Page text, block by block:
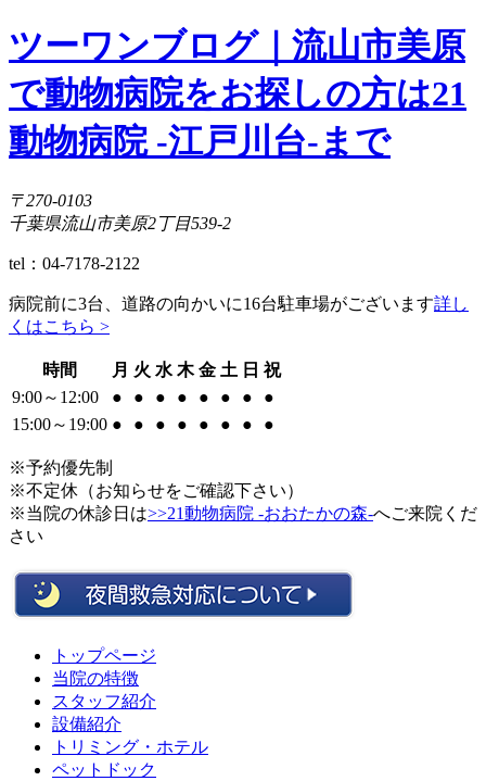
ツーワンブログ｜流山市美原
で動物病院をお探しの方は21
動物病院 -江戸川台-まで
〒270-0103
千葉県流山市美原2丁目539-2
tel：04-7178-2122
病院前に3台、道路の向かいに16台駐車場がございます詳し
くはこちら >
時間 月 火 水 木 金 土 日 祝
9:00～12:00
● ● ● ● ● ● ●
●
15:00～19:00 ● ● ● ● ● ● ● ●
※予約優先制
※不定休（お知らせをご確認下さい）
※当院の休診日は>>21動物病院 -おおたかの森-へご来院くだ
さい
トップページ
当院の特徴
スタッフ紹介
設備紹介
トリミング・ホテル
ペットドック